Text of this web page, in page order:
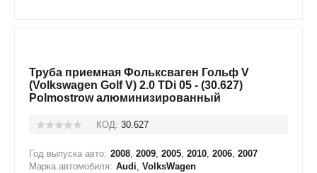
Труба приемная Фольксваген Гольф V
(Volkswagen Golf V) 2.0 TDi 05 - (30.627)
Polmostrow алюминизированный
КОД: 30.627
Год выпуска авто: 2008, 2009, 2005, 2010, 2006, 2007
Марка автомобиля: Audi, VolksWagen